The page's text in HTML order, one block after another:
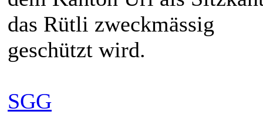
das Rütli zweckmässig
geschützt wird.
SGG